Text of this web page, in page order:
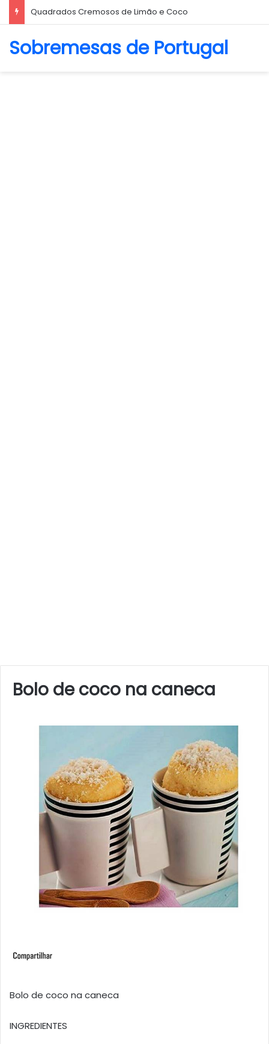
Biscoito Amanteigado
Sobremesas de Portugal
Bolo de coco na caneca
Bolo de coco na caneca
INGREDIENTES